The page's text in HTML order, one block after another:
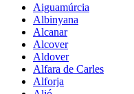
Aiguamúrcia
Albinyana
Alcanar
Alcover
Aldover
Alfara de Carles
Alforja